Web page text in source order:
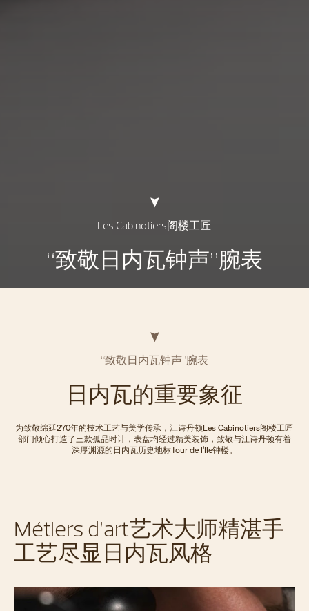
Les Cabinotiers阁楼工匠
“致敬日内瓦钟声”腕表
“致敬日内瓦钟声”腕表
日内瓦的重要象征
为致敬绵延270年的技术工艺与美学传承，江诗丹顿Les Cabinotiers阁楼工匠
部门倾心打造了三款孤品时计，表盘均经过精美装饰，致敬与江诗丹顿有着
深厚渊源的日内瓦历史地标Tour de l’Ile钟楼。
Métiers d’art艺术大师精湛手
工艺尽显日内瓦风格